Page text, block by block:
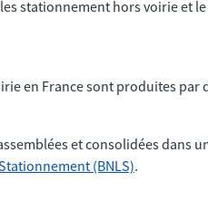
stationnement hors voirie et
en France sont produites par
et consolidées dans
(BNLS).